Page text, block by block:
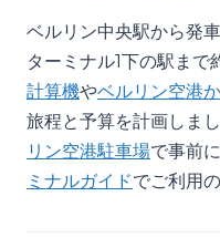
ベルリン中央駅から発
ターミナル1下の駅まで
計算機やベルリン空港
旅程と予算を計画しま
リン空港駐車場で事前
ミナルガイドでご利用